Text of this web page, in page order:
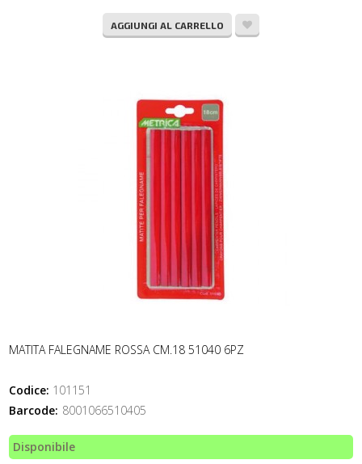
AGGIUNGI AL CARRELLO
MATITA FALEGNAME ROSSA CM.18 51040 6PZ
Codice: 101151
Barcode: 8001066510405
Disponibile